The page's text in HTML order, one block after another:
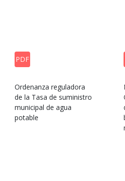
PDF
Ordenanza reguladora
de la Tasa de suministro
municipal de agua
potable